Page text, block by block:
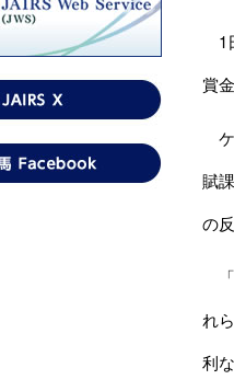
1
賞
ケ
賦
の
れ
利